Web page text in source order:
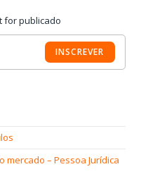
for publicado
INSCREVER
– Pessoa Jurídica